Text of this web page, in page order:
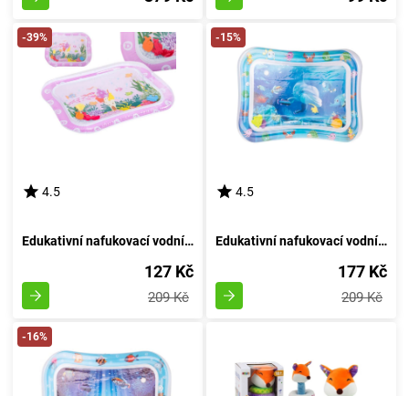
-39%
4.5
Edukativní nafukovací vodní podložka s vodním motivem: růžová
127 Kč
209 Kč
-15%
4.5
Edukativní nafukovací vodní podložka s motivem 4
177 Kč
209 Kč
-16%